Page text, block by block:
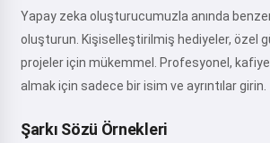
Yapay zeka oluşturucumuzla anında
oluşturun. Kişiselleştirilmiş hediyeler, özel
projeler için mükemmel. Profesyonel,
almak için sadece bir isim ve ayrıntılar girin.
Şarkı Sözü Örnekleri